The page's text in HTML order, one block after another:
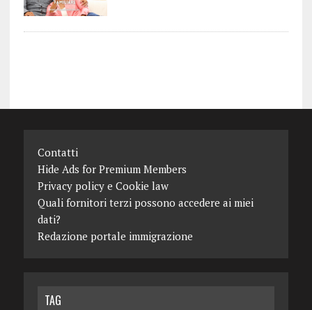
Contatti
Hide Ads for Premium Members
Privacy policy e Cookie law
Quali fornitori terzi possono accedere ai miei
dati?
Redazione portale immigrazione
TAG